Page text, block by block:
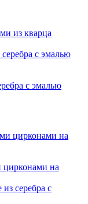
из кварца
с эмалью
цирконами на